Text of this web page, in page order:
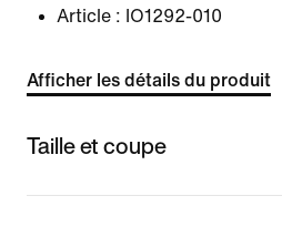
Article : IO1292-010
Afficher les détails du produit
Taille et coupe